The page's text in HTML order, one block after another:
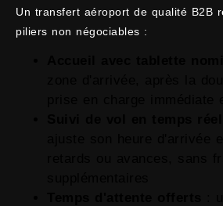
Un transfert aéroport de qualité B2B
piliers non négociables :